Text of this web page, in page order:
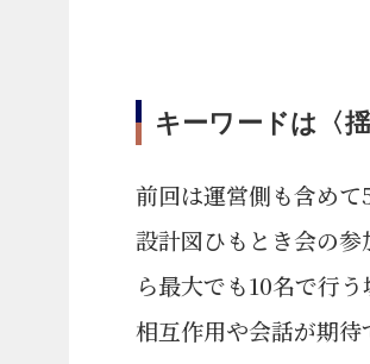
キーワードは〈
前回は運営側も含めて
設計図ひもとき会の
ら最大でも10名で行
相互作用や会話が期